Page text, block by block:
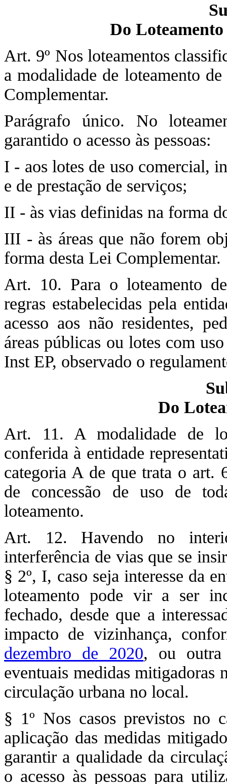
Do
Art. 9º Nos loteamentos
a modalidade de loteamento
Complementar.
Parágrafo único. No
garantido o acesso às pessoas:
I - aos lotes de uso comercial,
e de prestação de serviços;
II - às vias definidas na forma
III - às áreas que não forem
forma desta Lei Complementar.
Art. 10. Para o loteamento
regras estabelecidas pela
acesso aos não residentes,
áreas públicas ou lotes com
Inst EP, observado o
Do
Art. 11. A modalidade de
conferida à entidade
categoria A de que trata o art.
de concessão de uso de
loteamento.
Art. 12. Havendo no
interferência de vias que se
§ 2º, I, caso seja interesse da
loteamento pode vir a ser
fechado, desde que a
impacto de vizinhança,
dezembro de 2020, ou outra
eventuais medidas mitigadoras
circulação urbana no local.
§ 1º Nos casos previstos no
aplicação das medidas
garantir a qualidade da
o acesso às pessoas para